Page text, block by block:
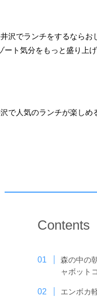
沢でランチをするならお
ート気分をもっと盛り上
で人気のランチが楽しめ
Contents
森の中の
ャボット
エンボカ